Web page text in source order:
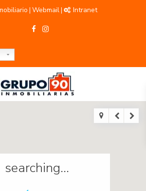
| Webmail| Intranet
searching...